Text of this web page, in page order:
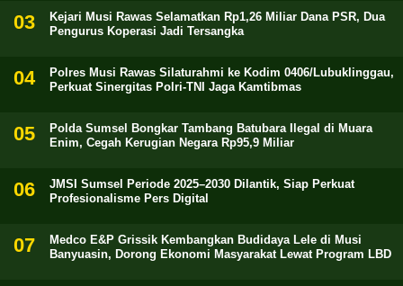
Kejari Musi Rawas Selamatkan Rp1,26 Miliar Dana PSR, Dua
Pengurus Koperasi Jadi Tersangka
Polres Musi Rawas Silaturahmi ke Kodim 0406/Lubuklinggau,
Perkuat Sinergitas Polri-TNI Jaga Kamtibmas
Polda Sumsel Bongkar Tambang Batubara Ilegal di Muara
Enim, Cegah Kerugian Negara Rp95,9 Miliar
JMSI Sumsel Periode 2025–2030 Dilantik, Siap Perkuat
Profesionalisme Pers Digital
Medco E&P Grissik Kembangkan Budidaya Lele di Musi
Banyuasin, Dorong Ekonomi Masyarakat Lewat Program LBD